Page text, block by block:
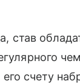
став
счету